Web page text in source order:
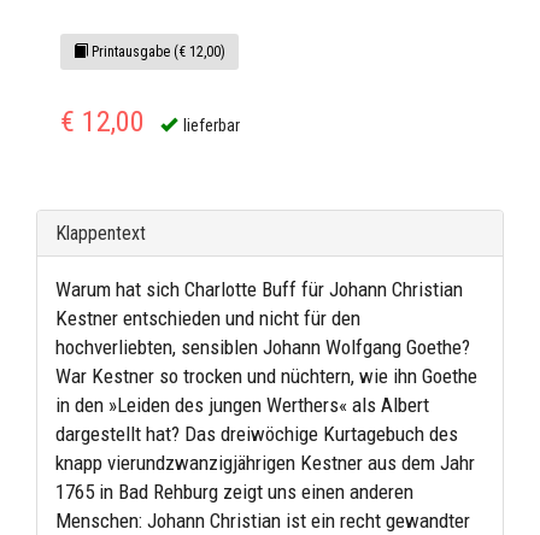
Printausgabe (€ 12,00)
€ 12,00 lieferbar
Klappentext
Warum hat sich Charlotte Buff für Johann Christian
Kestner entschieden und nicht für den
hochverliebten, sensiblen Johann Wolfgang Goethe?
War Kestner so trocken und nüchtern, wie ihn Goethe
in den »Leiden des jungen Werthers« als Albert
dargestellt hat? Das dreiwöchige Kurtagebuch des
knapp vierundzwanzigjährigen Kestner aus dem Jahr
1765 in Bad Rehburg zeigt uns einen anderen
Menschen: Johann Christian ist ein recht gewandter